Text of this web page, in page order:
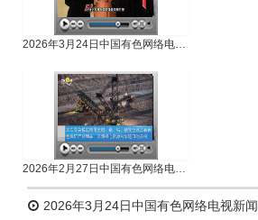
2026年3月24日中国有色网络电视新闻
2026年2月27日中国有色网络电视新闻
2026年3月24日中国有色网络电视新闻